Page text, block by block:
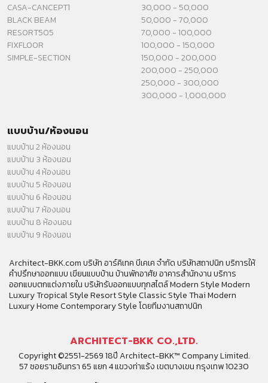
CASA-CANCEPT1
BLACK BEAM
RESORT505
FIXFLOOR
SIMPLE-SECTION
30,000 - 50,000
50,000 - 70,000
70,000 - 100,000
100,000 - 150,000
150,000 - 200,000
200,000 - 250,000
250,000 - 300,000
300,000 - 1,000,000
แบบบ้าน/ห้องนอน
แบบบ้าน 2 ห้องนอน
แบบบ้าน 3 ห้องนอน
แบบบ้าน 4 ห้องนอน
แบบบ้าน 5 ห้องนอน
แบบบ้าน 6 ห้องนอน
แบบบ้าน 7 ห้องนอน
แบบบ้าน 8 ห้องนอน
แบบบ้าน 9 ห้องนอน
Architect-BKK.com บริษัท อาร์คิเทค บีเคเค จำกัด บริษัทสถาปนิก บริการให้
คำปรึกษาออกแบบ เขียนแบบบ้าน บ้านพักอาศัย อาคารสำนักงาน บริการ
ออกแบบตกแต่งภายใน บริษัทรับออกแบบทุกสไตล์ Modern Style Modern
Luxury Tropical Style Resort Style Classic Style Thai Modern
Luxury Home Contemporary Style โดยทีมงานสถาปนิก
ARCHITECT-BKK CO.,LTD.
Copyright ©2551-2569 18ปี Architect-BKK™ Company Limited.
57 ซอยรามอินทรา 65 แยก 4 แขวงท่าแร้ง เขตบางเขน กรุงเทพ 10230